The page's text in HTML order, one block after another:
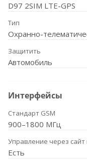
D97 2SIM LTE-GPS
Тип
Охранно-
Защитить
Автомобиль
Интерфейсы
Стандарт GSM
900–1800 МГц
Управление через
Есть